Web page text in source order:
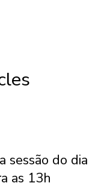
sessão do dia
as 13h